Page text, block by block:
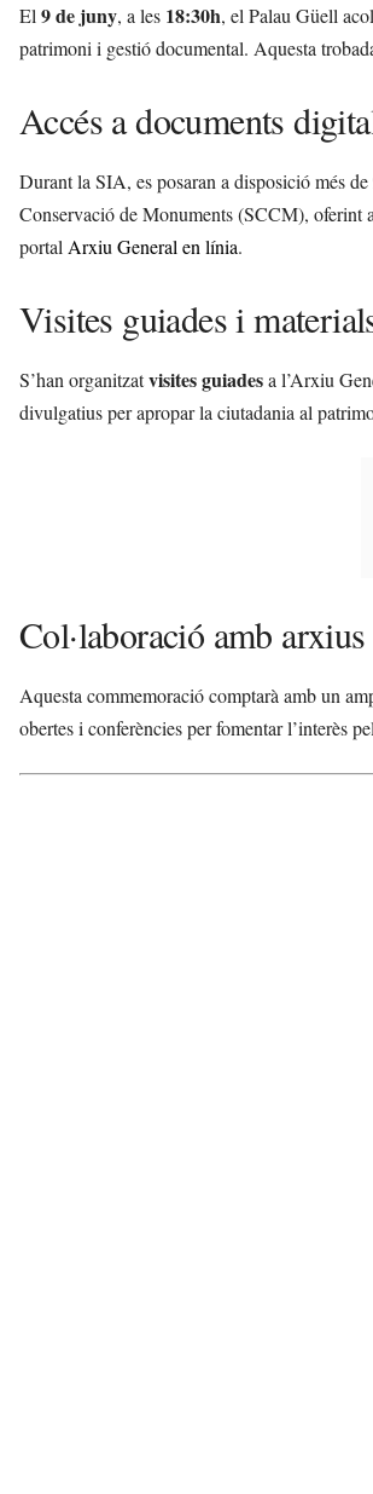
El9 de juny, a les 18:30h, el Palau Güell
patrimoni i gestió documental. Aquesta
Accés a documents
Durant la SIA, es posaran a disposició més de
Conservació de Monuments (SCCM), oferint
portalArxiu General en línia.
Visites guiades i
S’han organitzatvisites guiadesa l’Arxiu
divulgatius per apropar la ciutadania al
Col·laboració amb
Aquesta commemoració comptarà amb un
obertes i conferències per fomentar l’interès